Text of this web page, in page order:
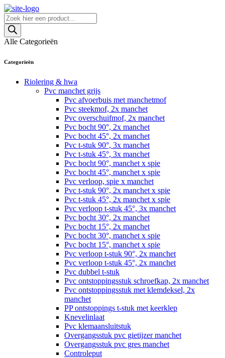
Skip
to
content
Producten
zoeken
Alle Categorieën
Categorieën
Riolering & hwa
Pvc manchet grijs
Pvc afvoerbuis met manchetmof
Pvc steekmof, 2x manchet
Pvc overschuifmof, 2x manchet
Pvc bocht 90°, 2x manchet
Pvc bocht 45°, 2x manchet
Pvc t-stuk 90°, 3x manchet
Pvc t-stuk 45°, 3x manchet
Pvc bocht 90°, manchet x spie
Pvc bocht 45°, manchet x spie
Pvc verloop, spie x manchet
Pvc t-stuk 90°, 2x manchet x spie
Pvc t-stuk 45°, 2x manchet x spie
Pvc verloop t-stuk 45°, 3x manchet
Pvc bocht 30°, 2x manchet
Pvc bocht 15°, 2x manchet
Pvc bocht 30°, manchet x spie
Pvc bocht 15°, manchet x spie
Pvc verloop t-stuk 90°, 2x manchet
Pvc verloop t-stuk 45°, 2x manchet
Pvc dubbel t-stuk
Pvc ontstoppingsstuk schroefkap, 2x manchet
Pvc ontstoppingsstuk met klemdeksel, 2x
manchet
PP ontstoppings t-stuk met keerklep
Knevelinlaat
Pvc klemaansluitstuk
Overgangsstuk pvc gietijzer manchet
Overgangsstuk pvc gres manchet
Controleput